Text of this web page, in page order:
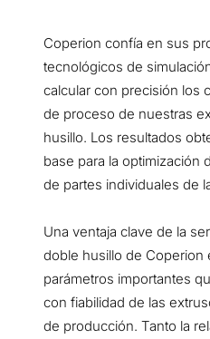
Coperion confía en sus
tecnológicos de
calcular con precisión los
de proceso de nuestras
husillo. Los resultados
base para la optimización
de partes individuales de
Una ventaja clave de la
doble husillo de Coperion
parámetros importantes
con fiabilidad de las
de producción. Tanto la